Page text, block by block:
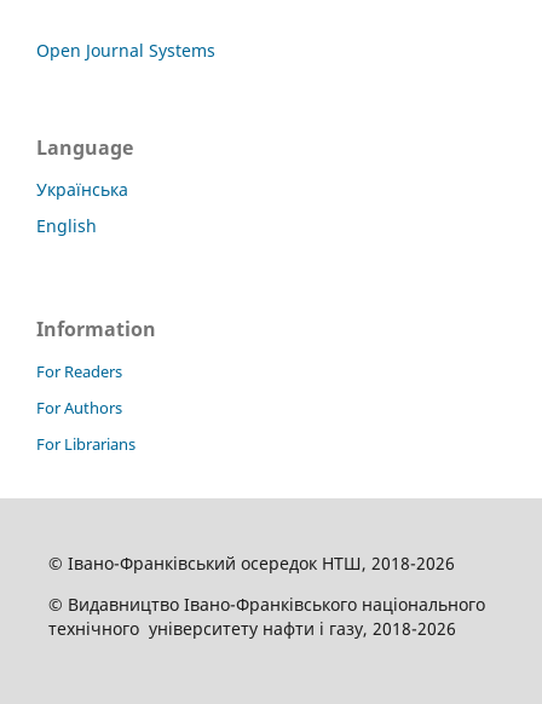
Open Journal Systems
Language
Українська
English
Information
For Readers
For Authors
For Librarians
© Івано-Франківський осередок НТШ, 2018-2026
© Видавництво Івано-Франківського національного
технічного університету нафти і газу, 2018-2026